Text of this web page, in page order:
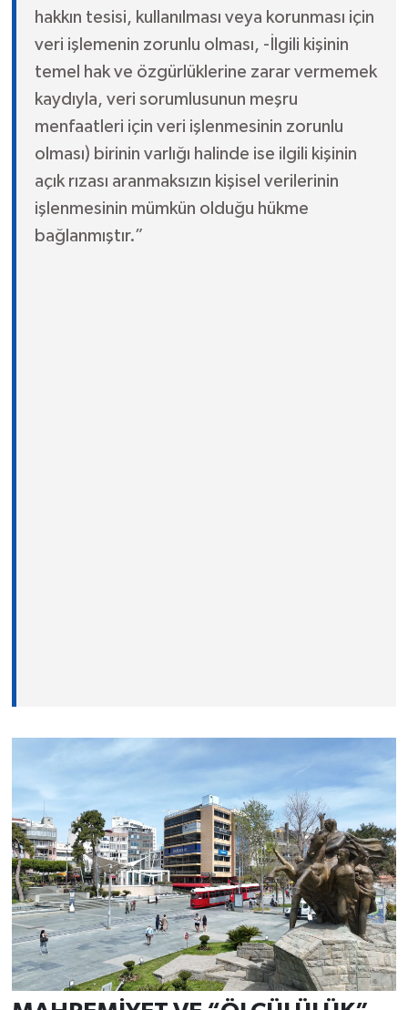
hakkın tesisi, kullanılması veya korunması için
veri işlemenin zorunlu olması, -İlgili kişinin
temel hak ve özgürlüklerine zarar vermemek
kaydıyla, veri sorumlusunun meşru
menfaatleri için veri işlenmesinin zorunlu
olması) birinin varlığı halinde ise ilgili kişinin
açık rızası aranmaksızın kişisel verilerinin
işlenmesinin mümkün olduğu hükme
bağlanmıştır.”